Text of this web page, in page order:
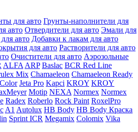
для авто Грунты-наполнители для
авто Отвердители для авто Эмали для
авто Добавки к лакам для авто
для авто Растворители для авто
Очистители для авто Аэрозольные
ALFA ARP Baslac BCR Red Line
Mix Chamaeleon Chamaeleon Ready
Jeta Pro Kapci KROY KROY
Motip NEXA Normex Normex
Radex Roberlo Rock Paint RoxelPro
A1 Autolux HB Body HB Body Краска
Sprint ICR Megamix Colomix Vika